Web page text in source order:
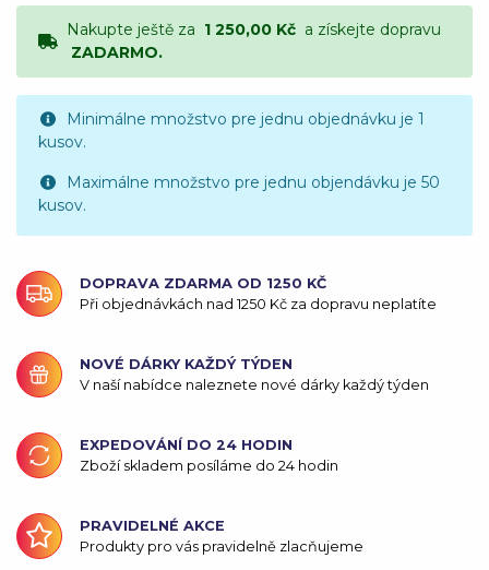
Nakupte ještě za 1 250,00 Kč a získejte dopravu
ZADARMO.
Minimálne množstvo pre jednu objednávku je 1
kusov.
Maximálne množstvo pre jednu objendávku je 50
kusov.
DOPRAVA ZDARMA OD 1250 KČ
Při objednávkách nad 1250 Kč za dopravu neplatíte
NOVÉ DÁRKY KAŽDÝ TÝDEN
V naší nabídce naleznete nové dárky každý týden
EXPEDOVÁNÍ DO 24 HODIN
Zboží skladem posíláme do 24 hodin
PRAVIDELNÉ AKCE
Produkty pro vás pravidelně zlacňujeme